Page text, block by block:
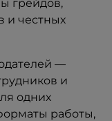
грейдов,
и честных
—
и
одних
работы,